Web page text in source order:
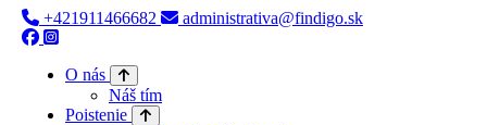
+421911466682 administrativa@findigo.sk
O nás
Náš tím
Poistenie